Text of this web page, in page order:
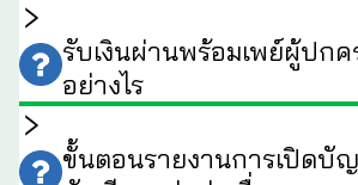
รับเงินผ่านพร้อมเพย์ผู้ปก
อย่างไร
ขั้นตอนรายงานการเปิดบั